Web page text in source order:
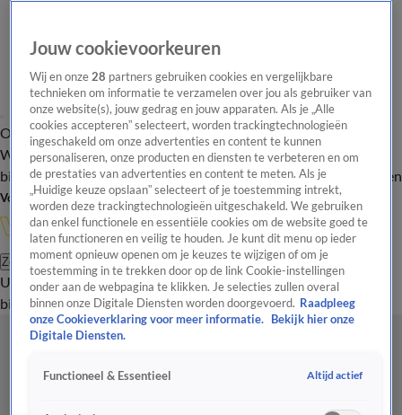
Overzicht Onze programma's Uitzendingen Onze gezichten
In de
WandelgangenInterviewsUitzending
bijwonenPodcastShopVeelgestelde vragenKijkersvraag insturen
Volg Vandaag Inside
Zoeken
UitzendingenVandaag InsideDe OranjezomerShopUitzending
bijwonen
Jouw cookievoorkeuren
Wij en onze28 partners gebruiken cookies en vergelijkbare
technieken om informatie te verzamelen over jou als gebruiker van
onze website(s), jouw gedrag en jouw apparaten. Als je „Alle
cookies accepteren” selecteert, worden trackingtechnologieën
ingeschakeld om onze advertenties en content te kunnen
personaliseren, onze producten en diensten te verbeteren en om
de prestaties van advertenties en content te meten. Als je
„Huidige keuze opslaan” selecteert of je toestemming intrekt,
worden deze trackingtechnologieën uitgeschakeld. We gebruiken
dan enkel functionele en essentiële cookies om de website goed te
laten functioneren en veilig te houden. Je kunt dit menu op ieder
moment opnieuw openen om je keuzes te wijzigen of om je
toestemming in te trekken door op de link Cookie-instellingen
onder aan de webpagina te klikken. Je selecties zullen overal
binnen onze Digitale Diensten worden doorgevoerd. Raadpleeg
onze Cookieverklaring voor meer informatie.
Bekijk hier onze
Digitale Diensten.
Functioneel & Essentieel Altijd actief